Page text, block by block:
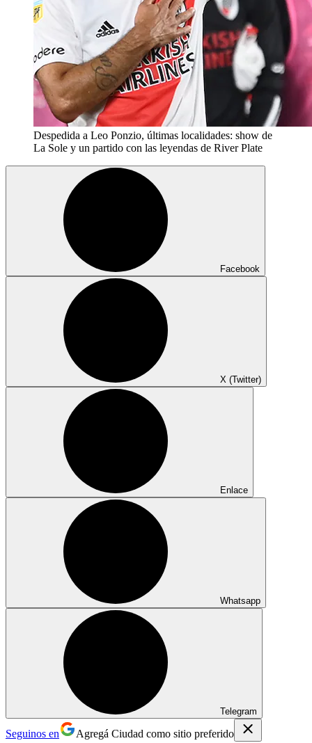
Despedida a Leo Ponzio, últimas localidades: show de
La Sole y un partido con las leyendas de River Plate
Facebook
X (Twitter)
Enlace
Whatsapp
Telegram
Seguinos en Agregá Ciudad como sitio preferido